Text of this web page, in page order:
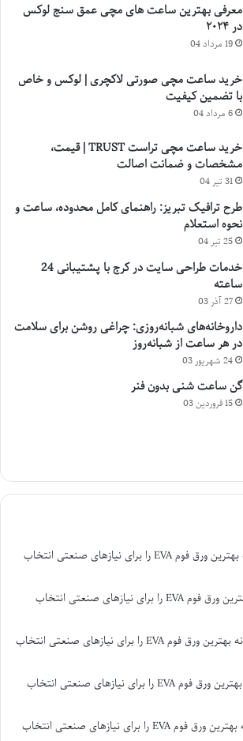
معرفی بهترین ساعت های مچی عمق سنج لوکس
در ۲۰۲۴
19 مرداد 04
خرید ساعت مچی صورتی لاکچری | لوکس و خاص
با تضمین کیفیت
6 مرداد 04
خرید ساعت مچی تراست TRUST | قیمت،
مشخصات و ضمانت اصالت
31 تیر 04
طرح ترافیک تبریز: راهنمای کامل محدوده، ساعت و
نحوه استعلام
25 تیر 04
خدمات طراحی سایت در کرج با پشتیبانی 24
ساعته
27 آذر 03
داروخانه‌های شبانه‌روزی: چراغی روشن برای سلامت
در هر ساعت از شبانه‌روز
24 شهریور 03
گن ساعت شنی بدون فنر
15 فروردین 03
چگونه بهترین ورق فوم EVA را برای نیازهای صنعتی انتخاب
چگونه بهترین ورق فوم EVA را برای نیازهای صنعتی انتخاب
چگونه بهترین ورق فوم EVA را برای نیازهای صنعتی انتخاب
چگونه بهترین ورق فوم EVA را برای نیازهای صنعتی انتخاب
چگونه بهترین ورق فوم EVA را برای نیازهای صنعتی انتخاب